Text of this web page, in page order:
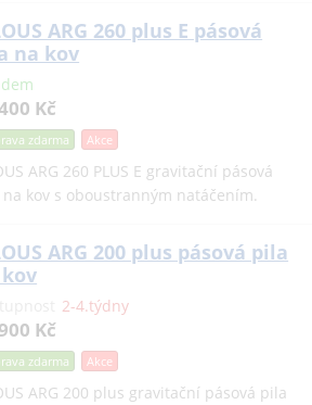
ARG 260 plus E pásová
na kov
Kč
zdarma Akce
ARG 260 PLUS E gravitační pásová
kov s oboustranným natáčením.
ARG 200 plus pásová pila
2-4.týdny
Kč
zdarma Akce
ARG 200 plus gravitační pásová pila